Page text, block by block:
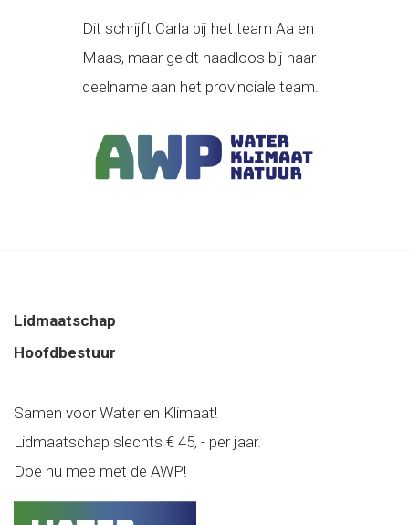
Dit schrijft Carla bij het team Aa en
Maas, maar geldt naadloos bij haar
deelname aan het provinciale team.
Lidmaatschap
Hoofdbestuur
Samen voor Water en Klimaat!
Lidmaatschap slechts € 45, - per jaar.
Doe nu mee met de AWP!